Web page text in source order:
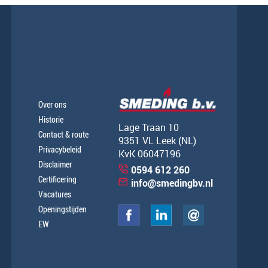
Over ons
Historie
Contact & route
Privacybeleid
Disclaimer
Certificering
Vacatures
Openingstijden
EW
Lage Traan 10
9351 VL Leek (NL)
KvK 06047196
0594 612 260
info@smedingbv.nl